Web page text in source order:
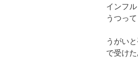
インフ
うつっ
うがい
で受け